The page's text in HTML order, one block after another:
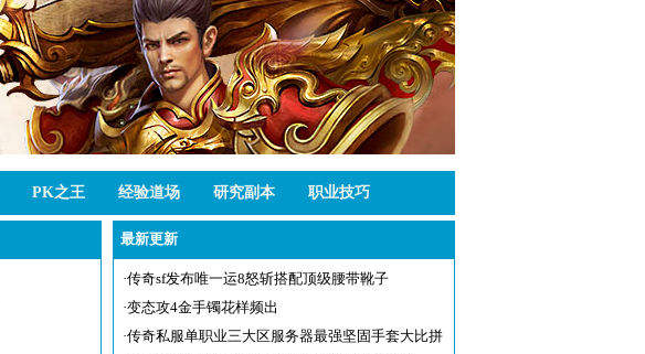
PK之王 经验道场 研究副本 职业技巧
最新更新
·传奇sf发布唯一运8怒斩搭配顶级腰带靴子
·变态攻4金手镯花样频出
·传奇私服单职业三大区服务器最强坚固手套大比拼